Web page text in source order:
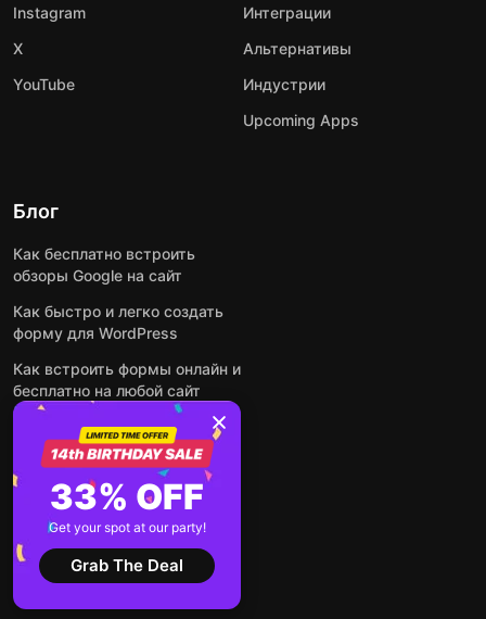
Instagram
X
YouTube
Интеграции
Альтернативы
Индустрии
Upcoming Apps
Блог
Как бесплатно встроить
обзоры Google на сайт
Как быстро и легко создать
форму для WordPress
Как встроить формы онлайн и
бесплатно на любой сайт
Как встроить ленту Instagram
на сайт
Как добавить чат-бота на
основе искусственного
интеллекта на свой сайт
Посмотреть все посты
33% OFF
Get your spot at our party!
Grab The Deal